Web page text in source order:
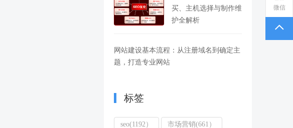
买、主机选择与制作维
护全解析
网站建设基本流程：从注册域名到确定主
题，打造专业网站
标签
seo(1192） 市场营销(661）
微信